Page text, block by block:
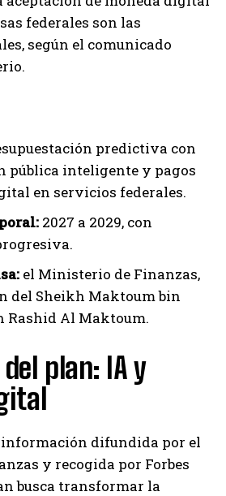
federales son las
según el comunicado
predictiva con
pública inteligente y pagos
en servicios federales.
2027 a 2029, con
el Ministerio de Finanzas,
del Sheikh Maktoum bin
Rashid Al Maktoum.
plan: IA y
información difundida por el
y recogida por Forbes
busca transformar la